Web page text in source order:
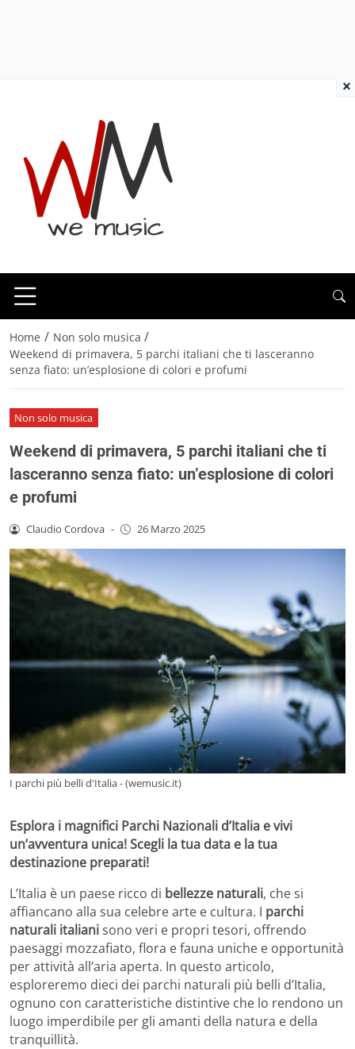
Home / Non solo musica /
Weekend di primavera, 5 parchi italiani che ti lasceranno
senza fiato: un’esplosione di colori e profumi
Non solo musica
Weekend di primavera, 5 parchi italiani che ti
lasceranno senza fiato: un’esplosione di colori
e profumi
Claudio Cordova - 26 Marzo 2025
I parchi più belli d'Italia - (wemusic.it)
Esplora i magnifici Parchi Nazionali d’Italia e vivi
un’avventura unica! Scegli la tua data e la tua
destinazione preparati!
L’Italia è un paese ricco di bellezze naturali, che si
affiancano alla sua celebre arte e cultura. I parchi
naturali italianisono veri e propri tesori, offrendo
paesaggi mozzafiato, flora e fauna uniche e opportunità
per attività all’aria aperta. In questo articolo,
esploreremo dieci dei parchi naturali più belli d’Italia,
ognuno con caratteristiche distintive che lo rendono un
luogo imperdibile per gli amanti della natura e della
tranquillità.
×